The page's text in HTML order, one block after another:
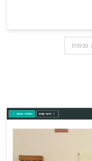
פנימית